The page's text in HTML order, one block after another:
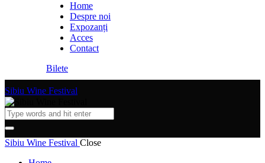
Home
Despre noi
Expozanți
Acces
Contact
Bilete
Sibiu Wine Festival
Sibiu Wine Festival Close